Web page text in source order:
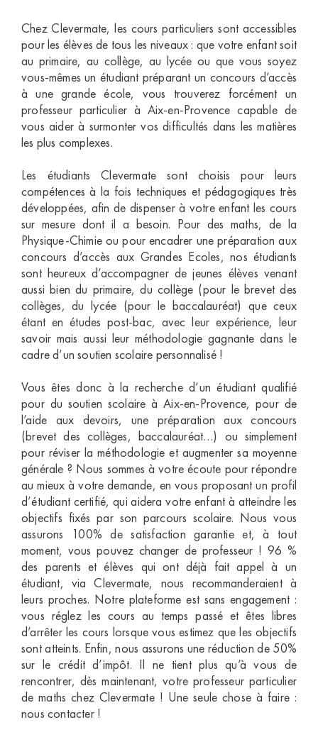
Chez Clevermate, les cours particuliers sont accessibles
pour les élèves de tous les niveaux : que votre enfant soit
au primaire, au collège, au lycée ou que vous soyez
vous-mêmes un étudiant préparant un concours d’accès
à une grande école, vous trouverez forcément un
professeur particulier à Aix-en-Provence capable de
vous aider à surmonter vos difficultés dans les matières
les plus complexes.
Les étudiants Clevermate sont choisis pour leurs
compétences à la fois techniques et pédagogiques très
développées, afin de dispenser à votre enfant les cours
sur mesure dont il a besoin. Pour des maths, de la
Physique-Chimie ou pour encadrer une préparation aux
concours d’accès aux Grandes Ecoles, nos étudiants
sont heureux d’accompagner de jeunes élèves venant
aussi bien du primaire, du collège (pour le brevet des
collèges, du lycée (pour le baccalauréat) que ceux
étant en études post-bac, avec leur expérience, leur
savoir mais aussi leur méthodologie gagnante dans le
cadre d’un soutien scolaire personnalisé !
Vous êtes donc à la recherche d’un étudiant qualifié
pour du soutien scolaire à Aix-en-Provence, pour de
l’aide aux devoirs, une préparation aux concours
(brevet des collèges, baccalauréat…) ou simplement
pour réviser la méthodologie et augmenter sa moyenne
générale ? Nous sommes à votre écoute pour répondre
au mieux à votre demande, en vous proposant un profil
d’étudiant certifié, qui aidera votre enfant à atteindre les
objectifs fixés par son parcours scolaire. Nous vous
assurons 100% de satisfaction garantie et, à tout
moment, vous pouvez changer de professeur ! 96 %
des parents et élèves qui ont déjà fait appel à un
étudiant, via Clevermate, nous recommanderaient à
leurs proches. Notre plateforme est sans engagement :
vous réglez les cours au temps passé et êtes libres
d’arrêter les cours lorsque vous estimez que les objectifs
sont atteints. Enfin, nous assurons une réduction de 50%
sur le crédit d’impôt. Il ne tient plus qu’à vous de
rencontrer, dès maintenant, votre professeur particulier
de maths chez Clevermate ! Une seule chose à faire :
nous contacter !